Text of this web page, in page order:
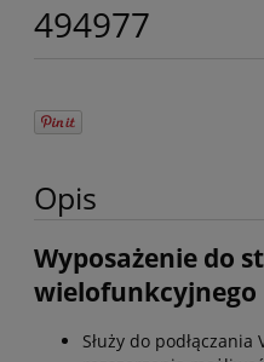
494977
Opis
Wyposażenie do
wielofunkcyjnego
Służy do podłączania